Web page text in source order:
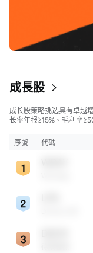
成長股
成长股策略挑选具有卓越
长率年报≥15%、毛利率
序號
代碼